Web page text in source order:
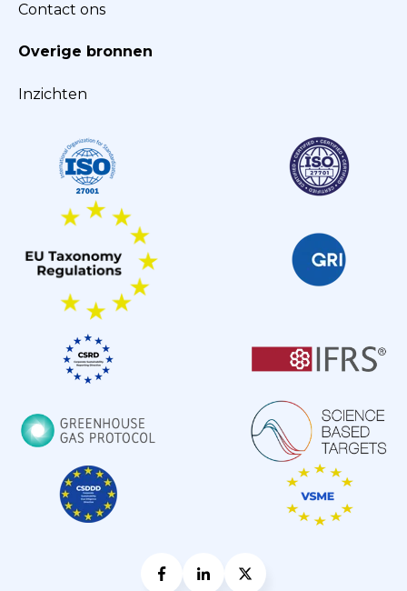
Contact ons
Overige bronnen
Inzichten